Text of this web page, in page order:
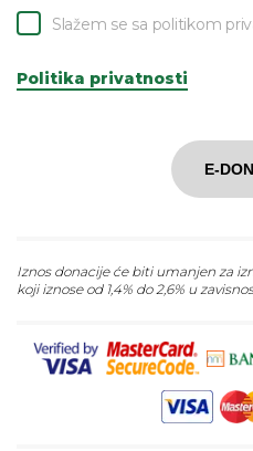
Slažem se sa politikom
Politika privatnosti
E-
Iznos donacije će biti umanjen za
koji iznose od 1,4% do 2,6% u